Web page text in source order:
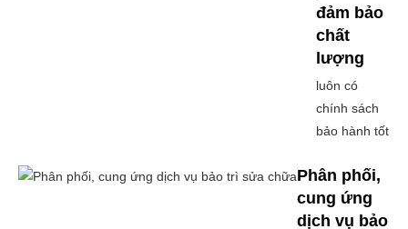
đảm bảo
chất
lượng
luôn có
chính sách
bảo hành tốt
Phân phối,
cung ứng
dịch vụ bảo